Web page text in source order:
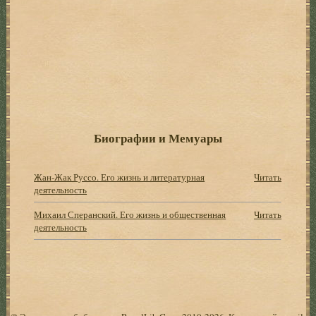
Биографии и Мемуары
Жан-Жак Руссо. Его жизнь и литературная
деятельность
Читать
Михаил Сперанский. Его жизнь и общественная
деятельность
Читать